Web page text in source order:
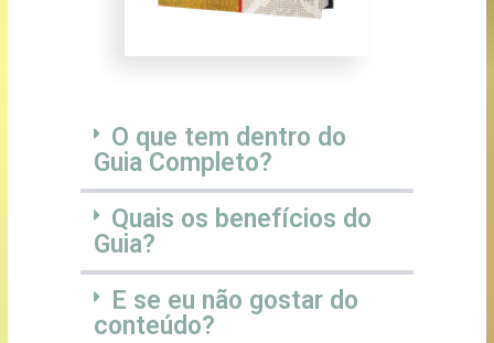
O que tem dentro do
Guia Completo?
Quais os benefícios do
Guia?
E se eu não gostar do
conteúdo?